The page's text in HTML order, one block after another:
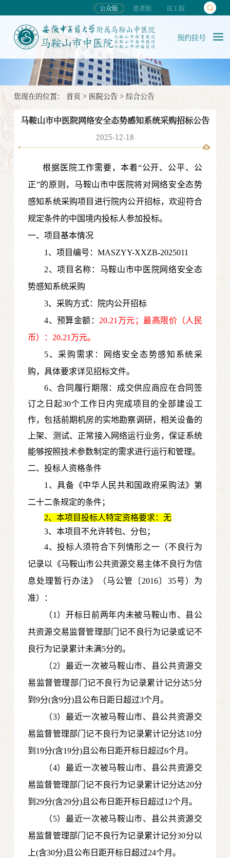
公众版 患者版 员工版
预约挂号
您现在的位置： 首页 > 医院公告> 综合公告
马鞍山市中医院网络安全态势感知系统采购招标公告
2025-12-18
根据医院工作需要，本着“公开、公平、公
正”的原则，马鞍山市中医院将对 网络安全态势
感知系统采购项目进行院内公开招标，欢迎符合
规定条件的中国境内投标人参加投标。
一、项目基本情况
1、项目编号：MASZYY-XXZB-2025011
2、项目名称：马鞍山市中医院网络安全态
势感知系统采购
3、采购方式：院内公开招标
4、预算金额：20.21万元；最高限价（人民
币）：20.21万元。
5、采购需求：网络安全态势感知系统采
购，具体要求详见招标文件。
6、合同履行期限：成交供应商应在合同签
订之日起30个工作日内完成项目的全部建设工
作，包括前期机房的实地勘察调研，相关设备的
上架、测试、正常接入网络运行业务，保证系统
能够按照技术参数制定的需求进行运行和管理。
二、投标人资格条件
1、具备《中华人民共和国政府采购法》第
二十二条规定的条件；
2、本项目投标人特定资格要求：无
3、本项目不允许转包、分包；
4、投标人须符合下列情形之一（不良行为
记录以《马鞍山市公共资源交易主体不良行为信
息处理暂行办法》（马公管〔2016〕35号）为
准）：
（1）开标日前两年内未被马鞍山市、县公
共资源交易监督管理部门记不良行为记录或记不
良行为记录累计未满5分的。
（2）最近一次被马鞍山市、县公共资源交
易监督管理部门记不良行为记录累计记分达5分
到9分(含9分)且公布日距日超过3个月。
（3）最近一次被马鞍山市、县公共资源交
易监督管理部门记不良行为记录累计记分达10分
到19分(含19分)且公布日距开标日超过6个月。
（4）最近一次被马鞍山市、县公共资源交
易监督管理部门记不良行为记录累计记分达20分
到29分(含29分)且公布日距开标日超过12个月。
（5）最近一次被马鞍山市、县公共资源交
易监督管理部门记不良行为记录累计记分30分以
上(含30分)且公布日距开标日超过24个月。